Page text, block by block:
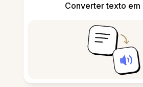
Converter texto em